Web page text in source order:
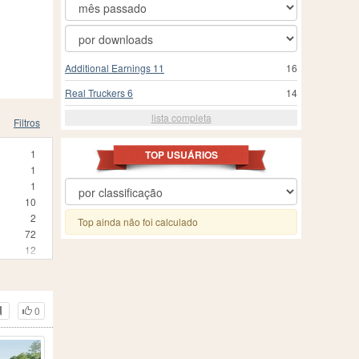
Filtros
1
1
1
10
2
72
12
3
1
210
0
16
Additional Earnings 11
14
Real Truckers 6
lista completa
TOP USUÁRIOS
Top ainda não foi calculado